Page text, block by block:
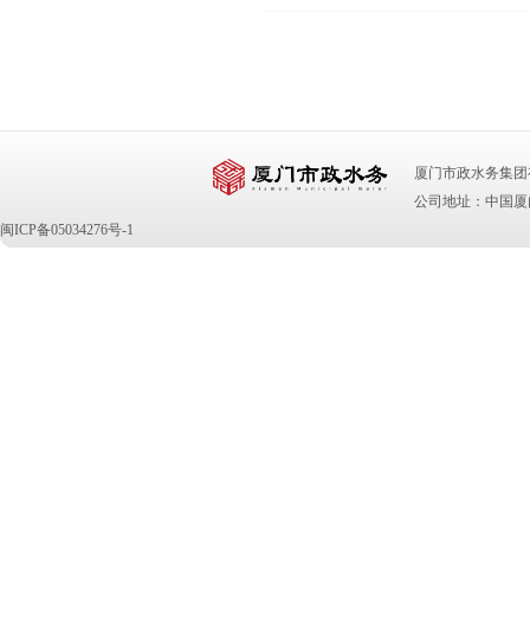
厦门市政水务集团
公司地址：中国
闽ICP备05034276号-1